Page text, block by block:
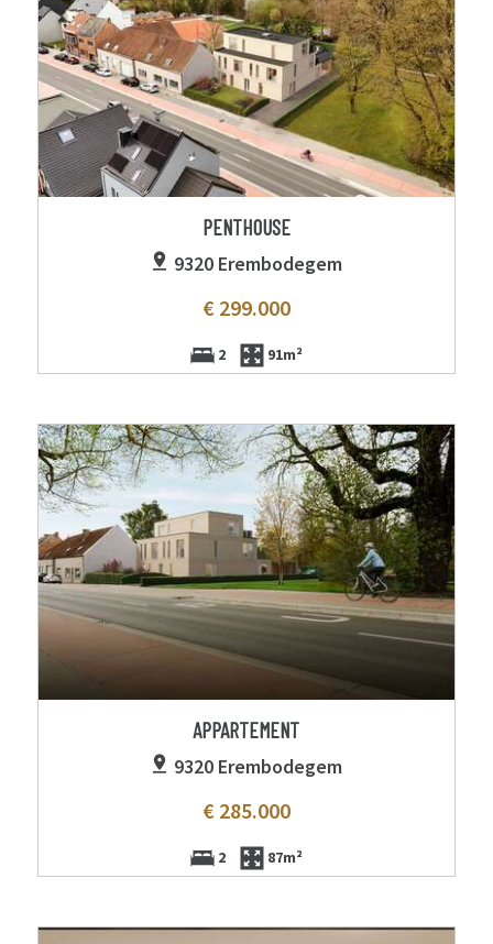
PENTHOUSE
9320 Erembodegem
€ 299.000
2 91m²
APPARTEMENT
9320 Erembodegem
€ 285.000
2 87m²